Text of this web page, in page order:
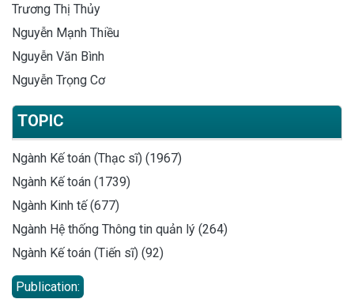
Trương Thị Thủy
Nguyễn Mạnh Thiều
Nguyễn Văn Bình
Nguyễn Trọng Cơ
TOPIC
Ngành Kế toán (Thạc sĩ) (1967)
Ngành Kế toán (1739)
Ngành Kinh tế (677)
Ngành Hệ thống Thông tin quản lý (264)
Ngành Kế toán (Tiến sĩ) (92)
Publication: